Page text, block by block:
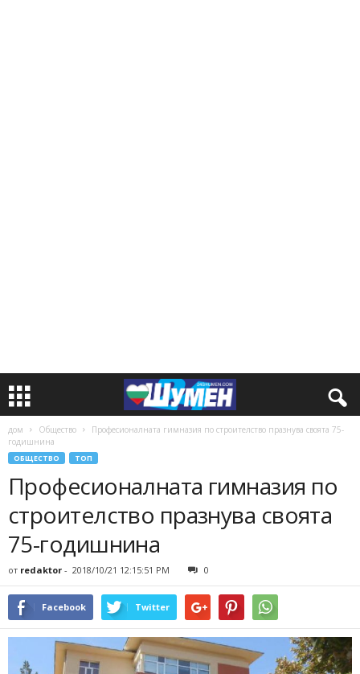
дом Общество
Професионалната гимназия по строителство празнува своята 75-
годишнина
ОБЩЕСТВО ТОП
Професионалната гимназия по
строителство празнува своята
75-годишнина
от redaktor - 2018/10/21 12:15:51 PM 0
Facebook Twitter